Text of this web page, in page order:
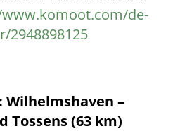
de-
2948898125
Wilhelmshaven –
Tossens (63 km)